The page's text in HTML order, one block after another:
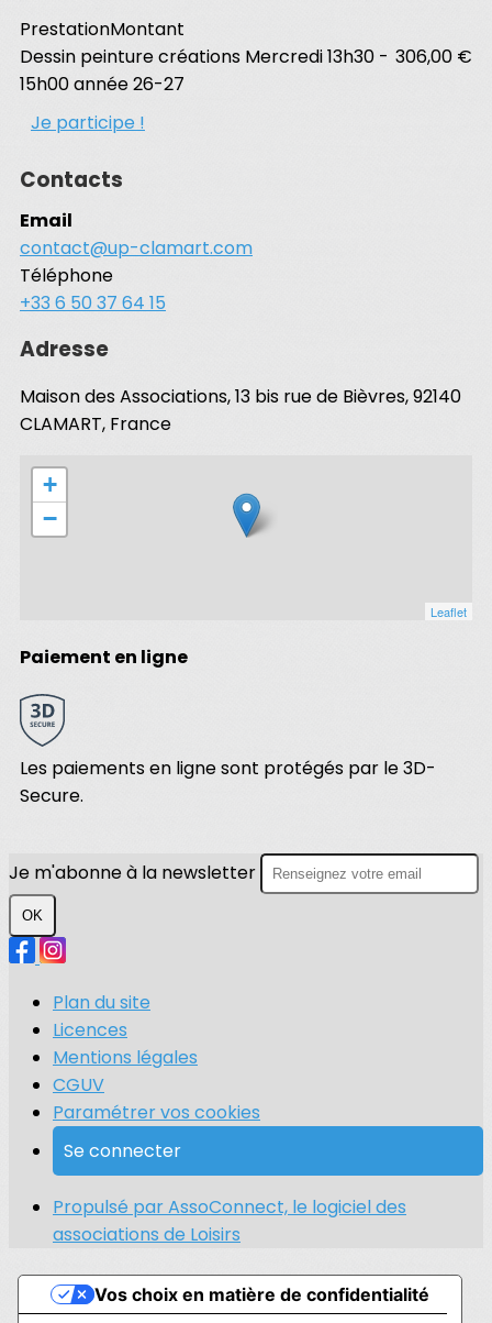
PrestationMontant
Dessin peinture créations Mercredi 13h30 -
15h00 année 26-27
306,00 €
Je participe !
Contacts
Email
contact@up-clamart.com
Téléphone
+33 6 50 37 64 15
Adresse
Maison des Associations, 13 bis rue de Bièvres, 92140
CLAMART, France
+
−
Leaflet
Paiement en ligne
Les paiements en ligne sont protégés par le 3D-
Secure.
Je m'abonne à la newsletter
OK
Plan du site
Licences
Mentions légales
CGUV
Paramétrer vos cookies
Se connecter
Propulsé par AssoConnect, le logiciel des
associations de Loisirs
Vos choix en matière de confidentialité